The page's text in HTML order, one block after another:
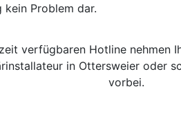
kein Problem dar.
verfügbaren Hotline nehmen
in Ottersweier oder
vorbei.